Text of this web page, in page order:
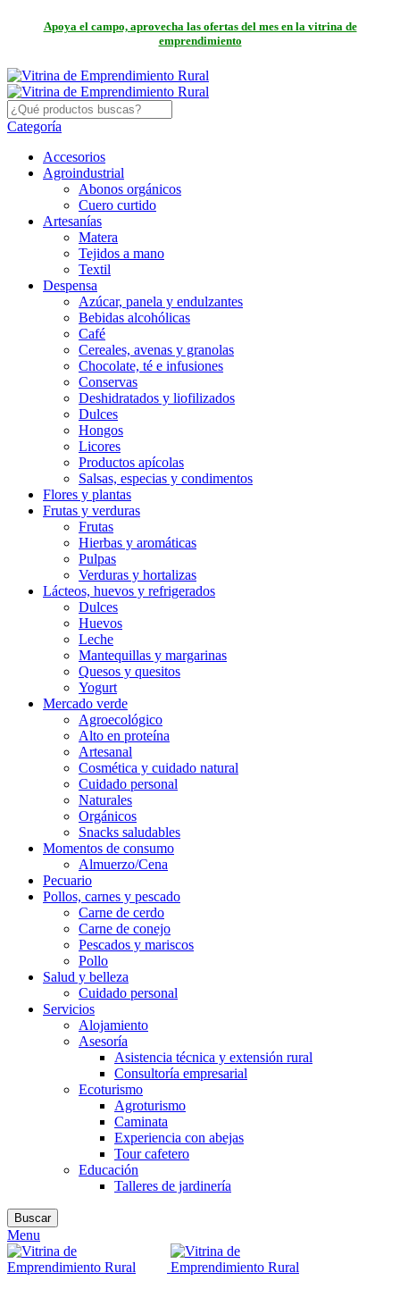
Apoya el campo, aprovecha las ofertas del mes en la vitrina de
emprendimiento
Categoría
Accesorios
Agroindustrial
Abonos orgánicos
Cuero curtido
Artesanías
Matera
Tejidos a mano
Textil
Despensa
Azúcar, panela y endulzantes
Bebidas alcohólicas
Café
Cereales, avenas y granolas
Chocolate, té e infusiones
Conservas
Deshidratados y liofilizados
Dulces
Hongos
Licores
Productos apícolas
Salsas, especias y condimentos
Flores y plantas
Frutas y verduras
Frutas
Hierbas y aromáticas
Pulpas
Verduras y hortalizas
Lácteos, huevos y refrigerados
Dulces
Huevos
Leche
Mantequillas y margarinas
Quesos y quesitos
Yogurt
Mercado verde
Agroecológico
Alto en proteína
Artesanal
Cosmética y cuidado natural
Cuidado personal
Naturales
Orgánicos
Snacks saludables
Momentos de consumo
Almuerzo/Cena
Pecuario
Pollos, carnes y pescado
Carne de cerdo
Carne de conejo
Pescados y mariscos
Pollo
Salud y belleza
Cuidado personal
Servicios
Alojamiento
Asesoría
Asistencia técnica y extensión rural
Consultoría empresarial
Ecoturismo
Agroturismo
Caminata
Experiencia con abejas
Tour cafetero
Educación
Talleres de jardinería
Buscar
Menu